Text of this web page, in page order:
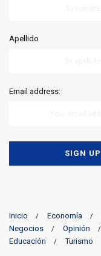
Apellido
Email address:
Inicio Economía
Negocios
Opinión
Educación
Turismo